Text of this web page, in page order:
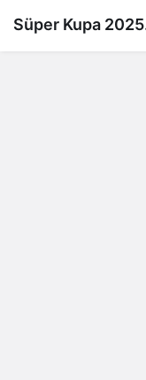
Süper Kupa 2025